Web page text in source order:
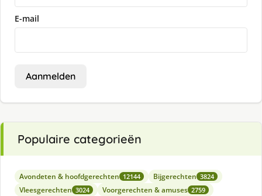
E-mail
Aanmelden
Populaire categorieën
Avondeten & hoofdgerechten 12144 Bijgerechten 3824
Vleesgerechten 3024 Voorgerechten & amuses 2759